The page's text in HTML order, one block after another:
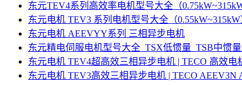
东元TEV4系列高效率电机型号大全（0.75kW~315kW
东元电机 TEV3 系列电机型号大全（0.55kW~315kW
东元电机 AEEVYY系列 三相异步电机
东元精电伺服电机型号大全_TSX低惯量_TSB中惯
东元电机 TEV4超高效三相异步电机 | TECO 高效电
东元电机 TEV3高效三相异步电机 | TECO AEEV3N